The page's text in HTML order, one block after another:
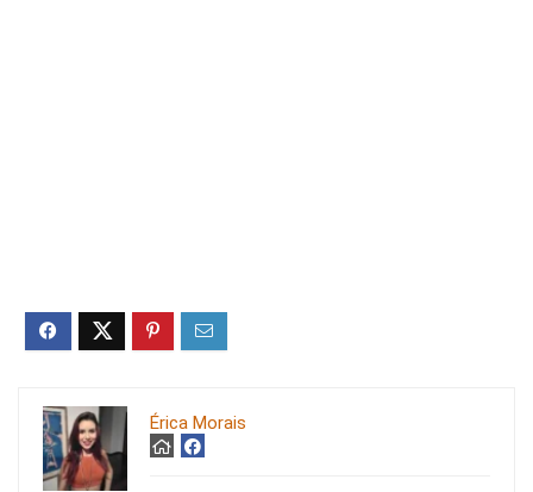
Érica Morais